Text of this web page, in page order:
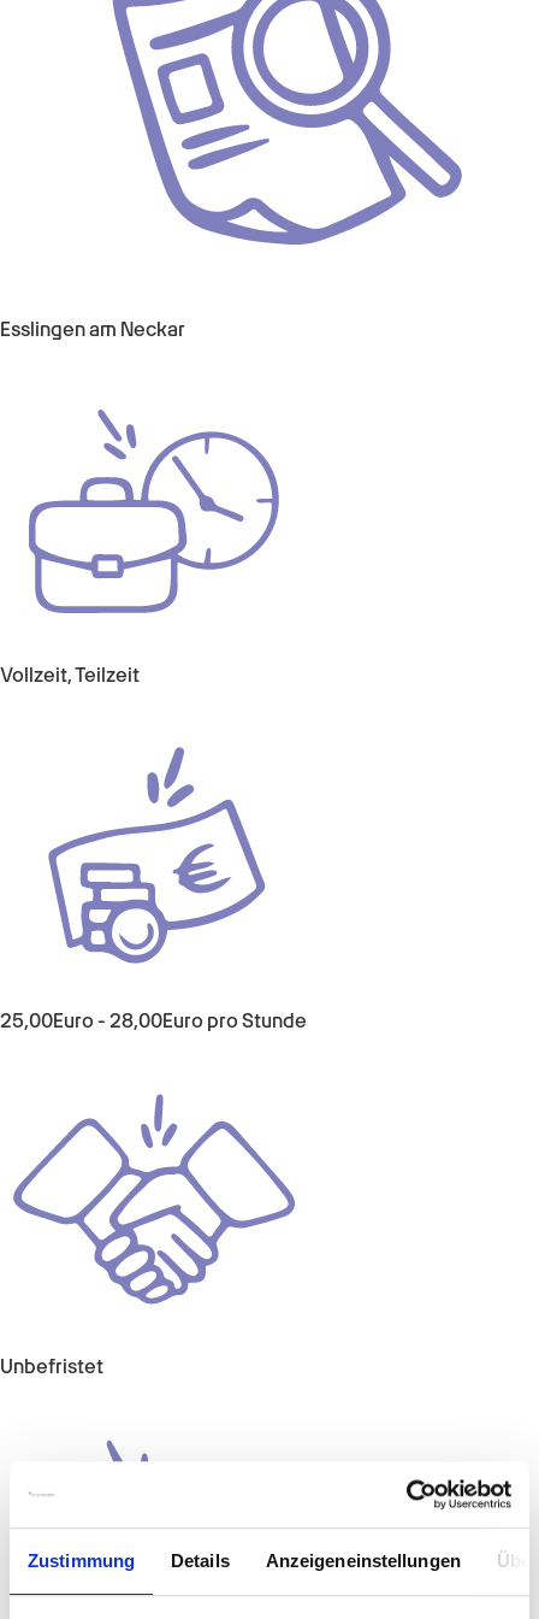
Zustimmung Details Anzeigeneinstellungen
Esslingen am Neckar
Vollzeit, Teilzeit
25,00Euro- 28,00Euro pro Stunde
Unbefristet